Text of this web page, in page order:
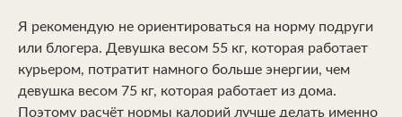
Я рекомендую не ориентироваться на норму подруги
или блогера. Девушка весом 55 кг, которая работает
курьером, потратит намного больше энергии, чем
девушка весом 75 кг, которая работает из дома.
Поэтому расчёт нормы калорий лучше делать именно